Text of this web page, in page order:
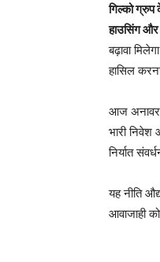
गिल्को ग्रुप
हाउसिंग और
बढ़ावा
हासिल
आज
भारी
निर्यात
यह नीति
आवाजाही